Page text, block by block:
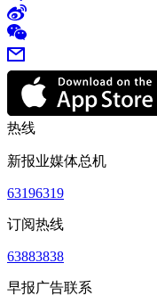
热线
新报业媒体总机
63196319
订阅热线
63883838
早报广告联系